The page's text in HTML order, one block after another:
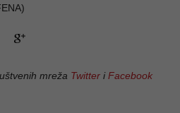
mreža Twitter iFacebook